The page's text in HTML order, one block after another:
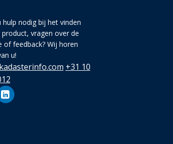
hulp nodig bij het vinden
product, vragen over de
of feedback? Wij horen
u!
+31 10